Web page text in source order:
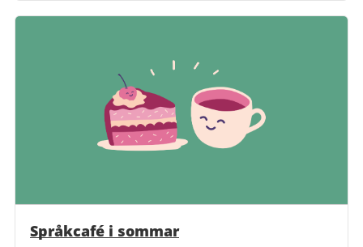
Språkcafé i sommar